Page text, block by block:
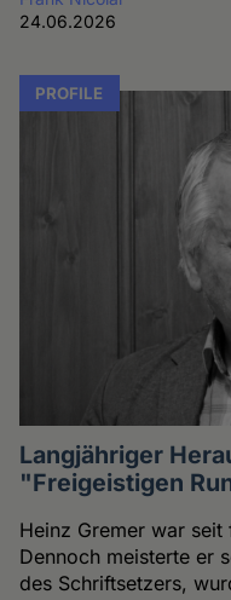
24.06.2026
PROFILE
Langjähriger
"Freigeistigen
Heinz Gremer war
Dennoch meisterte er
des Schriftsetzers,